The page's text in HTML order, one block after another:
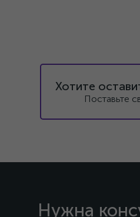
Хотите
Поставьте
Нужна